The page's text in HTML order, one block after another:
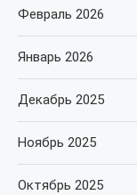
Февраль 2026
Январь 2026
Декабрь 2025
Ноябрь 2025
Октябрь 2025